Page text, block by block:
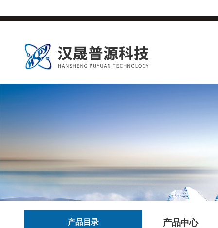
产品目录 产品中心